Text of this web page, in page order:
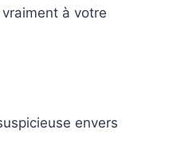
à votre
envers